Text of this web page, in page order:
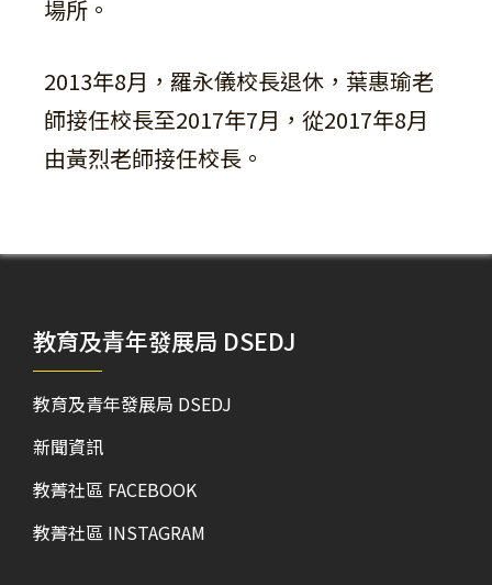
場所。
2013年8月，羅永儀校長退休，葉惠瑜老
師接任校長至2017年7月，從2017年8月
由黃烈老師接任校長。
教育及青年發展局 DSEDJ
教育及青年發展局 DSEDJ
新聞資訊
教菁社區 FACEBOOK
教菁社區 INSTAGRAM